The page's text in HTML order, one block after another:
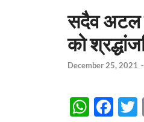
सदैव अटल
को
December 25, 2021 -
W F